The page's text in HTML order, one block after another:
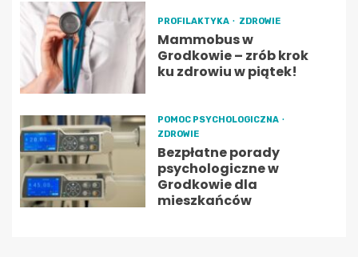
PROFILAKTYKA ZDROWIE
Mammobus w
Grodkowie – zrób krok
ku zdrowiu w piątek!
POMOC PSYCHOLOGICZNA
ZDROWIE
Bezpłatne porady
psychologiczne w
Grodkowie dla
mieszkańców